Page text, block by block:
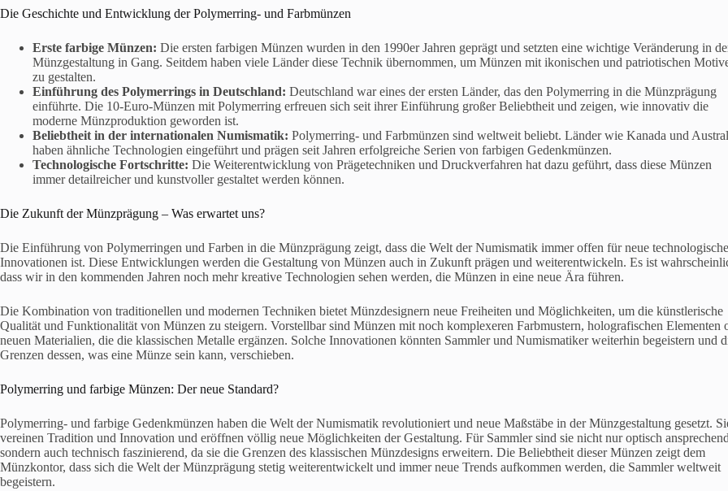
Die Geschichte und Entwicklung der Polymerring- und Farbmünzen
Erste farbige Münzen: Die ersten farbigen Münzen wurden in den 1990er Jahren geprägt und setzten eine wichtige Veränderung in
Münzgestaltung in Gang. Seitdem haben viele Länder diese Technik übernommen, um Münzen mit ikonischen und patriotischen
zu gestalten.
Einführung des Polymerrings in Deutschland: Deutschland war eines der ersten Länder, das den Polymerring in die Münzprägung
einführte. Die 10-Euro-Münzen mit Polymerring erfreuen sich seit ihrer Einführung großer Beliebtheit und zeigen, wie innovativ die
moderne Münzproduktion geworden ist.
Beliebtheit in der internationalen Numismatik: Polymerring- und Farbmünzen sind weltweit beliebt. Länder wie Kanada und
haben ähnliche Technologien eingeführt und prägen seit Jahren erfolgreiche Serien von farbigen Gedenkmünzen.
Technologische Fortschritte: Die Weiterentwicklung von Prägetechniken und Druckverfahren hat dazu geführt, dass diese Münzen
immer detailreicher und kunstvoller gestaltet werden können.
Die Zukunft der Münzprägung – Was erwartet uns?
Die Einführung von Polymerringen und Farben in die Münzprägung zeigt, dass die Welt der Numismatik immer offen für neue technologische
Innovationen ist. Diese Entwicklungen werden die Gestaltung von Münzen auch in Zukunft prägen und weiterentwickeln. Es ist
dass wir in den kommenden Jahren noch mehr kreative Technologien sehen werden, die Münzen in eine neue Ära führen.
Die Kombination von traditionellen und modernen Techniken bietet Münzdesignern neue Freiheiten und Möglichkeiten, um die künstlerische
Qualität und Funktionalität von Münzen zu steigern. Vorstellbar sind Münzen mit noch komplexeren Farbmustern, holografischen Elementen
neuen Materialien, die die klassischen Metalle ergänzen. Solche Innovationen könnten Sammler und Numismatiker weiterhin begeistern und
Grenzen dessen, was eine Münze sein kann, verschieben.
Polymerring und farbige Münzen: Der neue Standard?
Polymerring- und farbige Gedenkmünzen haben die Welt der Numismatik revolutioniert und neue Maßstäbe in der Münzgestaltung gesetzt.
vereinen Tradition und Innovation und eröffnen völlig neue Möglichkeiten der Gestaltung. Für Sammler sind sie nicht nur optisch
sondern auch technisch faszinierend, da sie die Grenzen des klassischen Münzdesigns erweitern. Die Beliebtheit dieser Münzen zeigt dem
Münzkontor, dass sich die Welt der Münzprägung stetig weiterentwickelt und immer neue Trends aufkommen werden, die Sammler weltweit
begeistern.